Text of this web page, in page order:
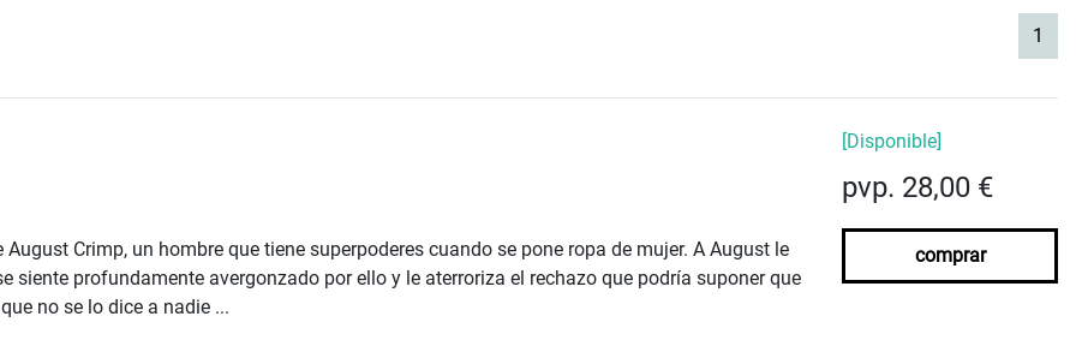
1
Crimp, un hombre que tiene superpoderes cuando se pone ropa de mujer. A August le
siente profundamente avergonzado por ello y le aterroriza el rechazo que podría suponer que
no se lo dice a nadie ...
[Disponible]
pvp. 28,00 €
comprar